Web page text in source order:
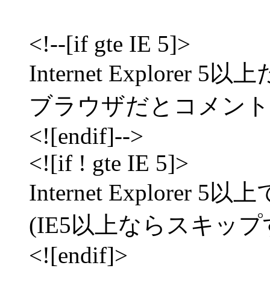
<!--[if gte IE 5]>
Internet Explorer 5以
ブラウザだとコメン
<![endif]-->
<![if ! gte IE 5]>
Internet Explorer 5以
(IE5以上ならスキップ
<![endif]>